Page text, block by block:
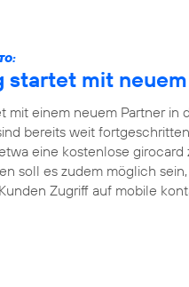
startet mit
mit einem neuem Partner
bereits weit
eine kostenlose
soll es zudem möglich
Zugriff auf mobile